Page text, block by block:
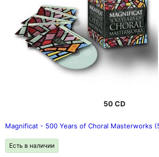
50 CD
Magnificat - 500 Years of Choral Masterworks
Есть в наличии